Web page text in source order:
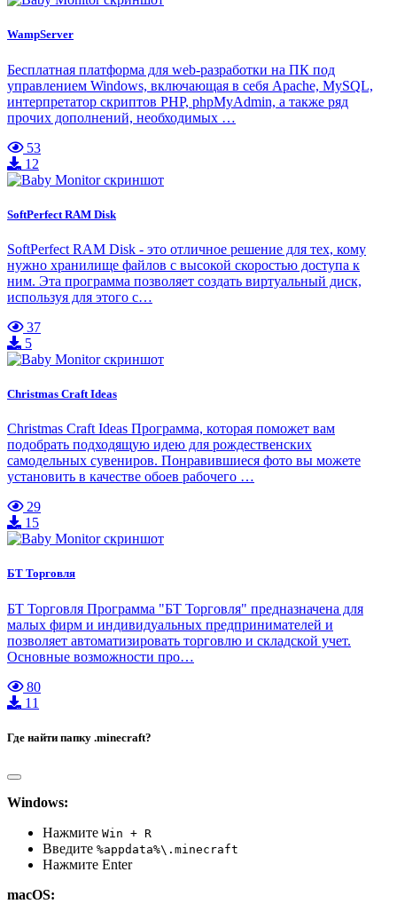
WampServer
Бесплатная платформа для web-разработки на ПК под
управлением Windows, включающая в себя Apache, MySQL,
интерпретатор скриптов PHP, phpMyAdmin, а также ряд
прочих дополнений, необходимых …
53
12
SoftPerfect RAM Disk
SoftPerfect RAM Disk - это отличное решение для тех, кому
нужно хранилище файлов с высокой скоростью доступа к
ним. Эта программа позволяет создать виртуальный диск,
используя для этого с…
37
5
Christmas Craft Ideas
Christmas Craft Ideas Программа, которая поможет вам
подобрать подходящую идею для рождественских
самодельных сувениров. Понравившиеся фото вы можете
установить в качестве обоев рабочего …
29
15
БТ Торговля
БТ Торговля Программа "БТ Торговля" предназначена для
малых фирм и индивидуальных предпринимателей и
позволяет автоматизировать торговлю и складской учет.
Основные возможности про…
80
11
Где найти папку .minecraft?
Windows:
Нажмите Win + R
Введите %appdata%\.minecraft
Нажмите Enter
macOS: